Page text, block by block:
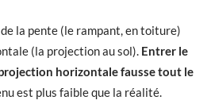
la pente (le rampant, en toiture)
(la projection au sol). Entrer le
horizontale fausse tout le
est plus faible que la réalité.